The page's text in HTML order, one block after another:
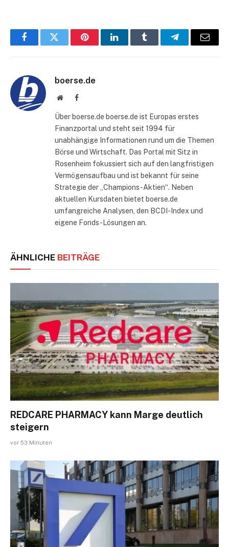
FacebookTwitter PinterestLinkedInTumblr TelegramE-
boerse.de
WebsiteFacebook
Über boerse.de boerse.de ist Europas erstes
Finanzportal und steht seit 1994 für
unabhängige Informationen rund um die Themen
Börse und Wirtschaft. Das Portal mit Sitz in
Rosenheim fokussiert sich auf den langfristigen
Vermögensaufbau und ist bekannt für seine
Strategie der „Champions-Aktien“. Neben
aktuellen Kursdaten bietet boerse.de
umfangreiche Analysen, den BCDI-Index und
eigene Fonds-Lösungen an.
ÄHNLICHE BEITRÄGE
REDCARE PHARMACY kann Marge deutlich
steigern
vor 53 Minuten